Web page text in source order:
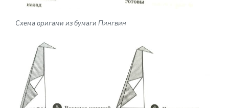
Схема оригами из бумаги Пингвин